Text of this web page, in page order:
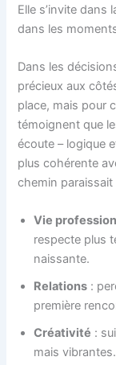
Elle s’invite dans
dans les
Dans les
précieux aux
place, mais pour
témoignent que
écoute – logique
plus cohérente
chemin
Vie
respecte plus
naissante.
Relations :
première
Créativité :
mais vibrantes.